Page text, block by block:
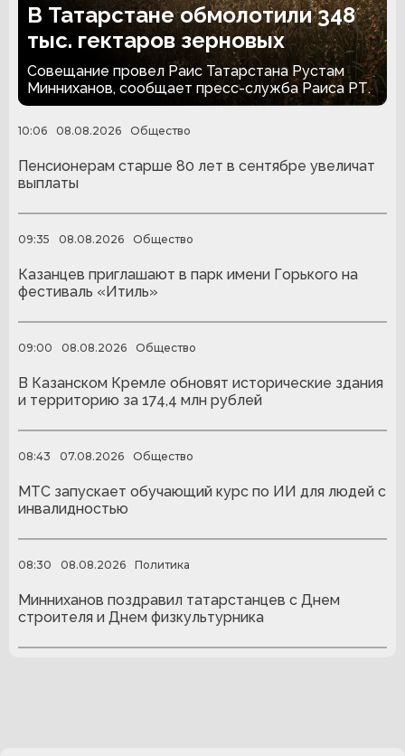
В Татарстане обмолотили 348
тыс. гектаров зерновых
Совещание провел Раис Татарстана Рустам
Минниханов, сообщает пресс-служба Раиса РТ.
10:06 08.08.2026 Общество
Пенсионерам старше 80 лет в сентябре увеличат
выплаты
09:35 08.08.2026 Общество
Казанцев приглашают в парк имени Горького на
фестиваль «Итиль»
09:00 08.08.2026 Общество
В Казанском Кремле обновят исторические здания
и территорию за 174,4 млн рублей
08:43 07.08.2026 Общество
МТС запускает обучающий курс по ИИ для людей с
инвалидностью
08:30 08.08.2026 Политика
Минниханов поздравил татарстанцев с Днем
строителя и Днем физкультурника